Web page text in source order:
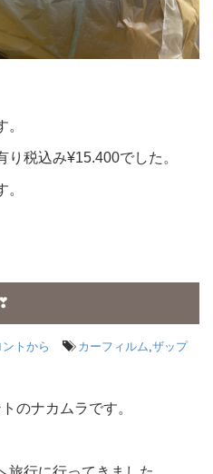
税込み¥15.400でした。
トから カーフィルム,ザップ
のナカムラです。